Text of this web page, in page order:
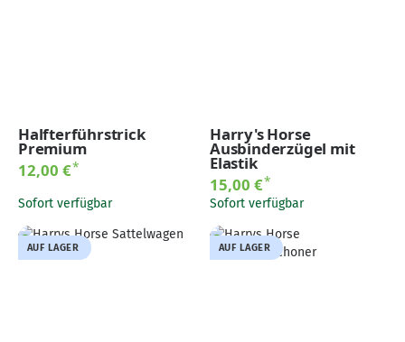
Halfterführstrick
Premium
12,00 €*
Sofort verfügbar
Harry's Horse
Ausbinderzügel mit
Elastik
15,00 €*
Sofort verfügbar
AUF LAGER AUF LAGER